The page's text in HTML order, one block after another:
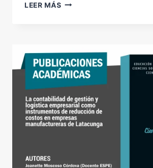
LEER MÁS ANALYSIS
PANELS
ON
BUILDING
FAÇADES
IN
ECUADOR:
OF